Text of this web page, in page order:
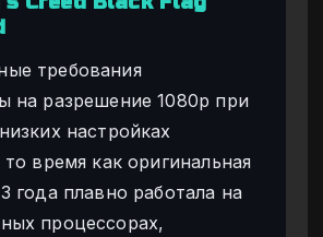
требования
на разрешение 1080p при
настройках
время как оригинальная
года плавно работала на
процессорах,